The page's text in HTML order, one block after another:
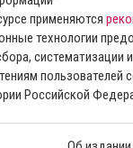
применяются
технологии
систематизации
пользователей
Российской